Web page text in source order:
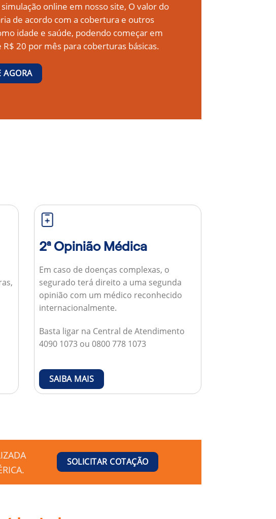
simulação online em nosso site, O valor do
de acordo com a cobertura e outros
idade e saúde, podendo começar em
R$ 20 por mês para coberturas básicas.
AGORA
2ª Opinião Médica
Em caso de doenças complexas, o
segurado terá direito a uma segunda
opinião com um médico reconhecido
internacionalmente.
Basta ligar na Central de Atendimento
4090 1073 ou 0800 778 1073
SAIBA MAIS
SOLICITAR COTAÇÃO